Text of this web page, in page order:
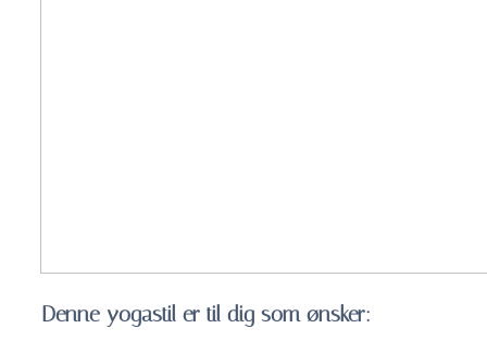
Denne yogastil er til dig som ønsker: